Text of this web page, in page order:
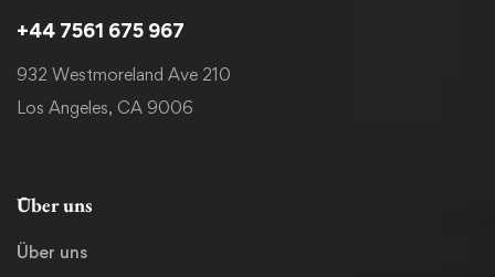
+44 7561 675 967
932 Westmoreland Ave 210
Los Angeles, CA 9006
Über uns
Über uns